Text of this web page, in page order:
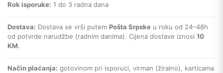
Rok isporuke: 1 do 3 radna dana
Dostava: Dostava se vrši putem Pošta Srpske u roku od 24–48h
od potvrde narudžbe (radnim danima). Cijena dostave iznosi 10
KM.
Način plaćanja: gotovinom pri isporuci, virman (žiralno), karticama